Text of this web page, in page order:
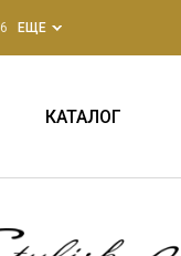
ЕЩЕ
КАТАЛОГ